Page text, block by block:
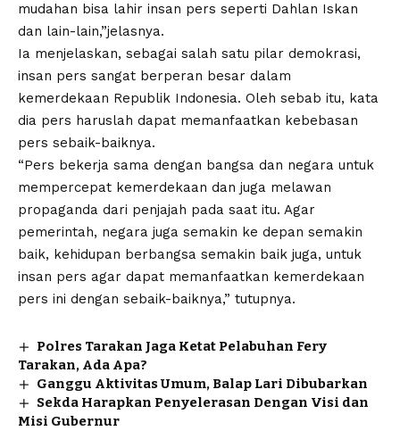
mudahan bisa lahir insan pers seperti Dahlan Iskan
dan lain-lain,”jelasnya.
Ia menjelaskan, sebagai salah satu pilar demokrasi,
insan pers sangat berperan besar dalam
kemerdekaan Republik Indonesia. Oleh sebab itu, kata
dia pers haruslah dapat memanfaatkan kebebasan
pers sebaik-baiknya.
“Pers bekerja sama dengan bangsa dan negara untuk
mempercepat kemerdekaan dan juga melawan
propaganda dari penjajah pada saat itu. Agar
pemerintah, negara juga semakin ke depan semakin
baik, kehidupan berbangsa semakin baik juga, untuk
insan pers agar dapat memanfaatkan kemerdekaan
pers ini dengan sebaik-baiknya,” tutupnya.
Polres Tarakan Jaga Ketat Pelabuhan Fery
Tarakan, Ada Apa?
Ganggu Aktivitas Umum, Balap Lari Dibubarkan
Sekda Harapkan Penyelerasan Dengan Visi dan
Misi Gubernur